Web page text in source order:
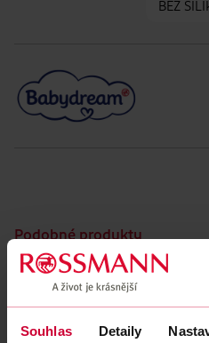
Souhlas Detaily
BEZ
Podobné produkty
Obsah se nám momentálně